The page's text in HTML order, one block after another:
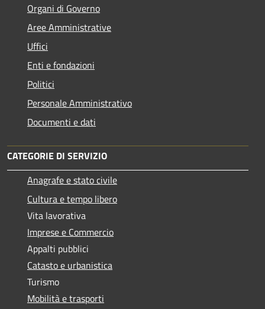
Organi di Governo
Aree Amministrative
Uffici
Enti e fondazioni
Politici
Personale Amministrativo
Documenti e dati
CATEGORIE DI SERVIZIO
Anagrafe e stato civile
Cultura e tempo libero
Vita lavorativa
Imprese e Commercio
Appalti pubblici
Catasto e urbanistica
Turismo
Mobilità e trasporti